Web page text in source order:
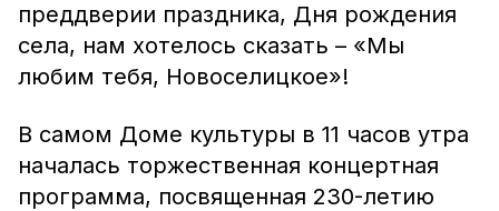
преддверии праздника, Дня рождения
села, нам хотелось сказать – «Мы
любим тебя, Новоселицкое»!
В самом Доме культуры в 11 часов утра
началась торжественная концертная
программа, посвященная 230-летию